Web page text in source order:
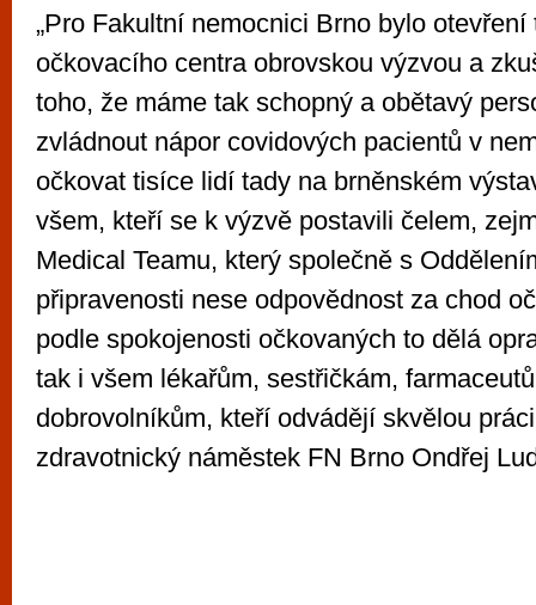
„Pro Fakultní nemocnici Brno bylo otevření
očkovacího centra obrovskou výzvou a
toho, že máme tak schopný a obětavý
zvládnout nápor covidových pacientů v
očkovat tisíce lidí tady na brněnském
všem, kteří se k výzvě postavili čelem,
Medical Teamu, který společně s
připravenosti nese odpovědnost za chod
podle spokojenosti očkovaných to dělá
tak i všem lékařům, sestřičkám,
dobrovolníkům, kteří odvádějí skvělou
zdravotnický náměstek FN Brno Ondřej